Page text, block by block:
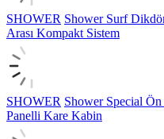
SHOWER Shower Surf
Arası Kompakt Sistem
SHOWER Shower Special
Panelli Kare Kabin